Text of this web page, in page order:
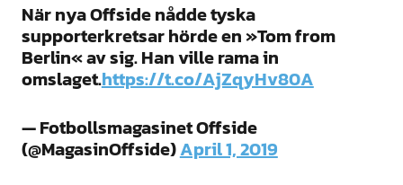
När nya Offside nådde tyska
supporterkretsar hörde en »Tom from
Berlin« av sig. Han ville rama in
omslaget.https://t.co/AjZqyHv80A
— Fotbollsmagasinet Offside
(@MagasinOffside)April 1, 2019